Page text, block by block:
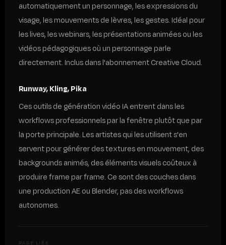
automatiquement un personnage, les expressions du
visage, les mouvements de lèvres, les gestes. Idéal pour
les lives, les webinars, les présentations animées ou les
vidéos pédagogiques où un personnage parle
directement. Inclus dans l'abonnement Creative Cloud.
Runway, Kling, Pika
Ces outils de génération vidéo IA entrent dans les
workflows professionnels par la fenêtre plutôt que par
la porte principale. Les artistes qui les utilisent s'en
servent pour générer des textures en mouvement, des
backgrounds animés, des éléments visuels coûteux à
produire frame par frame. Ce sont des couches dans
une production AE ou Blender, pas des workflows
autonomes.
PAGE LIÉE